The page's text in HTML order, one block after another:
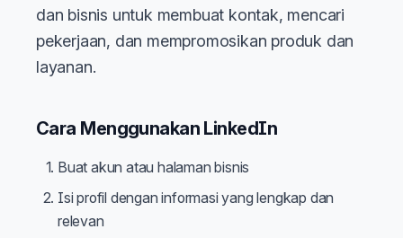
dan bisnis untuk membuat kontak, mencari
pekerjaan, dan mempromosikan produk dan
layanan.
Cara Menggunakan LinkedIn
Buat akun atau halaman bisnis
Isi profil dengan informasi yang lengkap dan
relevan